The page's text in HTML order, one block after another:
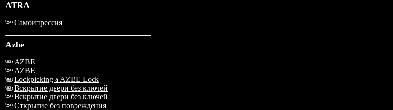
ATRA
Самоипрессия
Azbe
AZBE
AZBE
Lockpicking a AZBE Lock
Вскрытие двери без ключей
Вскрытие двери без ключей
Открытие без повреждения